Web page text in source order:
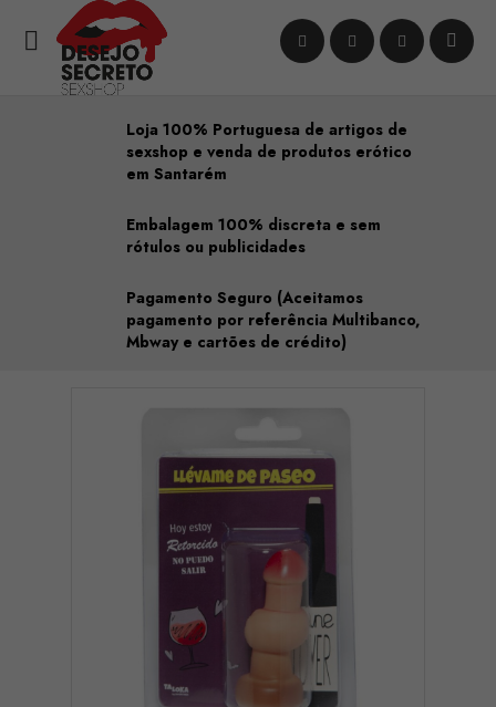

Loja 100% Portuguesa de artigos de
sexshop e venda de produtos erótico
em Santarém
Embalagem 100% discreta e sem
rótulos ou publicidades
Pagamento Seguro (Aceitamos
pagamento por referência Multibanco,
Mbway e cartões de crédito)